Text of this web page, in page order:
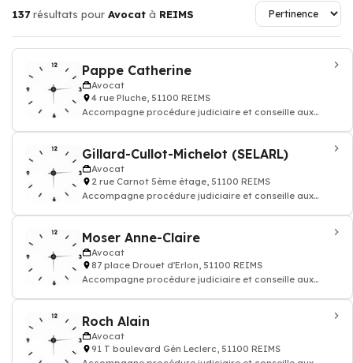
137 résultats pour Avocat à REIMS
Pappe Catherine
Avocat
4 rue Pluche, 51100 REIMS
Accompagne procédure judiciaire et conseille aux
Gillard-Cullot-Michelot (SELARL)
Avocat
2 rue Carnot 5ème étage, 51100 REIMS
Accompagne procédure judiciaire et conseille aux
Moser Anne-Claire
Avocat
87 place Drouet d'Erlon, 51100 REIMS
Accompagne procédure judiciaire et conseille aux
Roch Alain
Avocat
91 T boulevard Gén Leclerc, 51100 REIMS